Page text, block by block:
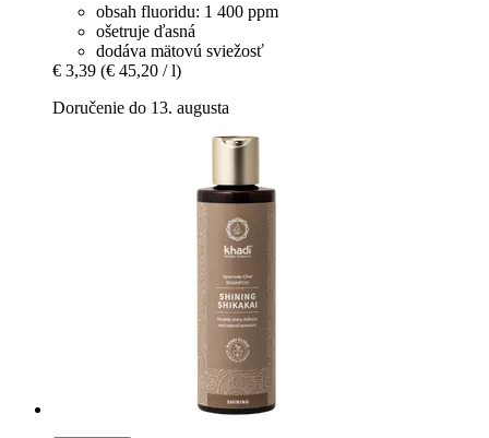
obsah fluoridu: 1 400 ppm
ošetruje ďasná
dodáva mätovú sviežosť
€ 3,39 (€ 45,20 / l)
Doručenie do 13. augusta